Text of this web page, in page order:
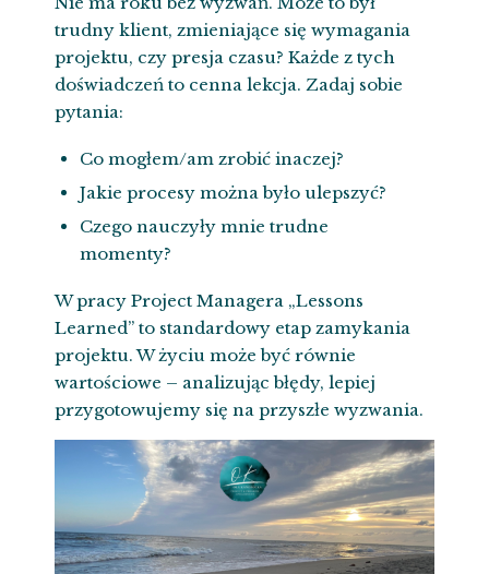
trudny klient, zmieniające się wymagania
projektu, czy presja czasu? Każde z tych
doświadczeń to cenna lekcja. Zadaj sobie
pytania:
Co mogłem/am zrobić inaczej?
Jakie procesy można było ulepszyć?
Czego nauczyły mnie trudne
momenty?
W pracy Project Managera „Lessons
Learned” to standardowy etap zamykania
projektu. W życiu może być równie
wartościowe – analizując błędy, lepiej
przygotowujemy się na przyszłe wyzwania.